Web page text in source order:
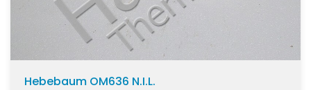
Hebebaum OM636 N.I.L.